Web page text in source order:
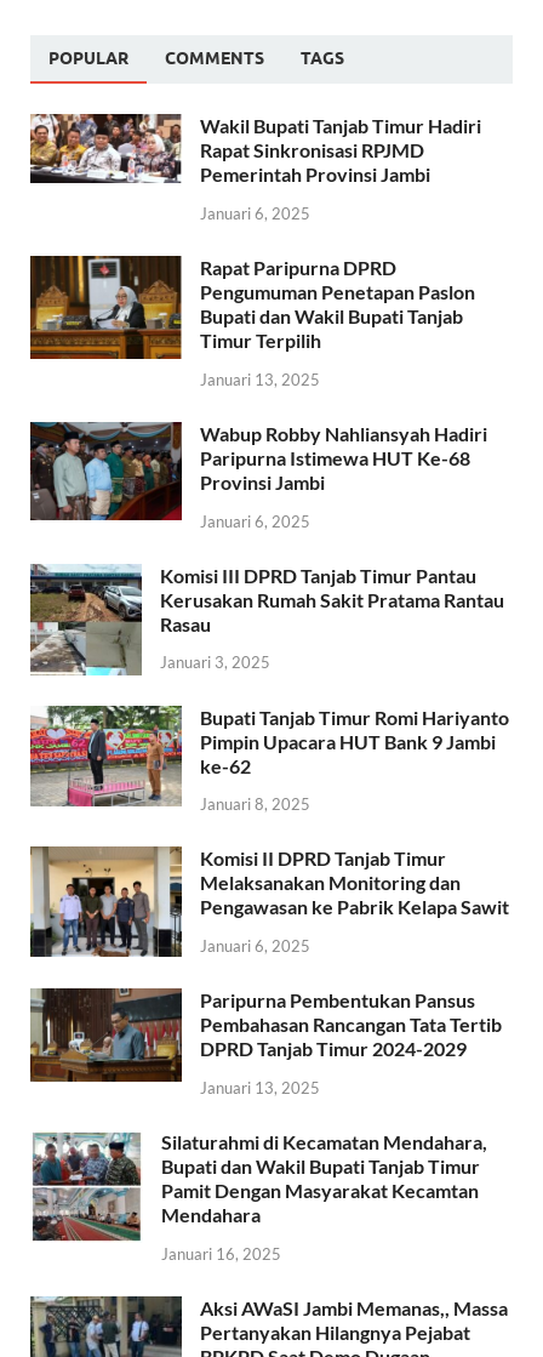
POPULAR COMMENTS TAGS
Wakil Bupati Tanjab Timur Hadiri
Rapat Sinkronisasi RPJMD
Pemerintah Provinsi Jambi
Januari 6, 2025
Rapat Paripurna DPRD
Pengumuman Penetapan Paslon
Bupati dan Wakil Bupati Tanjab
Timur Terpilih
Januari 13, 2025
Wabup Robby Nahliansyah Hadiri
Paripurna Istimewa HUT Ke-68
Provinsi Jambi
Januari 6, 2025
Komisi III DPRD Tanjab Timur Pantau
Kerusakan Rumah Sakit Pratama Rantau
Rasau
Januari 3, 2025
Bupati Tanjab Timur Romi Hariyanto
Pimpin Upacara HUT Bank 9 Jambi
ke-62
Januari 8, 2025
Komisi II DPRD Tanjab Timur
Melaksanakan Monitoring dan
Pengawasan ke Pabrik Kelapa Sawit
Januari 6, 2025
Paripurna Pembentukan Pansus
Pembahasan Rancangan Tata Tertib
DPRD Tanjab Timur 2024-2029
Januari 13, 2025
Silaturahmi di Kecamatan Mendahara,
Bupati dan Wakil Bupati Tanjab Timur
Pamit Dengan Masyarakat Kecamtan
Mendahara
Januari 16, 2025
Aksi AWaSI Jambi Memanas,, Massa
Pertanyakan Hilangnya Pejabat